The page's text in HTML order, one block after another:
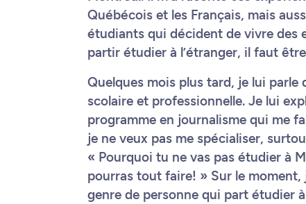
Québécois et les Français, mais
étudiants qui décident de vivre des
partir étudier à l’étranger, il faut
Quelques mois plus tard, je lui
scolaire et professionnelle. Je lui
programme en journalisme qui me
je ne veux pas me spécialiser,
« Pourquoi tu ne vas pas étudier à
pourras tout faire! » Sur le moment,
genre de personne qui part étudier